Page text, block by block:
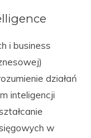
i business
działań
inteligencji
w